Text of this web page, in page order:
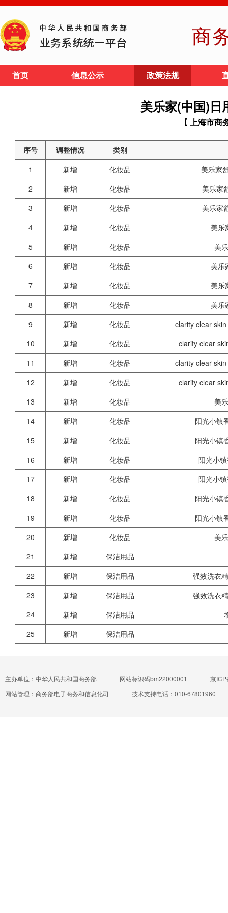
商
首页 信息公示 政策法规
美乐家(中国)日
【 上海市商
序号 调整情况
类别
1
新增 化妆品
美乐家
2
新增 化妆品
美乐家
3
新增 化妆品
美乐家
4
新增 化妆品
美乐
5
新增 化妆品
美
6
新增 化妆品
美乐
7
新增 化妆品
美乐
8
新增 化妆品
美乐
9
新增 化妆品
clarity clear
10
新增 化妆品
clarity clear
11
新增 化妆品
clarity clear
12
新增 化妆品
clarity clear
13
新增 化妆品
美
14
新增 化妆品
阳光小镇
15
新增 化妆品
阳光小镇
16
新增 化妆品
阳光小
17
新增 化妆品
阳光小
18
新增 化妆品
阳光小镇
19
新增 化妆品
阳光小镇
20
新增 化妆品
美
21
新增
保洁用品
22
新增 保洁用品
强效洗衣
23
新增 保洁用品
强效洗衣
24
新增 保洁用品
25
新增 保洁用品
主办单位：中华人民共和国商务部 网站标识码bm22000001
京
网站管理：商务部电子商务和信息化司
技术支持电话：010-67801960